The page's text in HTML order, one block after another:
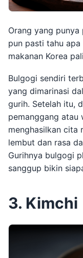
Orang yang punya
pun pasti tahu
makanan Korea
Bulgogi sendiri
yang dimarinasi
gurih. Setelah itu,
pemanggang atau
menghasilkan cita
lembut dan rasa
Gurihnya bulgogi
sanggup bikin
3. Kimchi